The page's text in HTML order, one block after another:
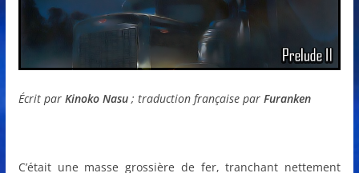
Écrit par Kinoko Nasu; traduction française par Furanken
C’était une masse grossière de fer, tranchant nettement